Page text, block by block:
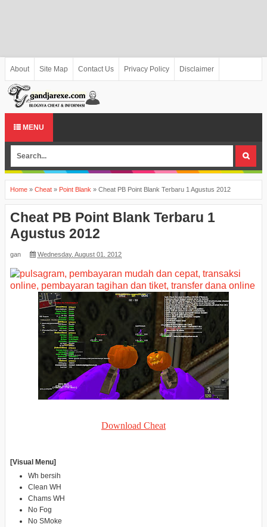
About Site Map Contact Us Privacy Policy Disclaimer
MENU
Home » Cheat » Point Blank » Cheat PB Point Blank Terbaru 1 Agustus 2012
Cheat PB Point Blank Terbaru 1
Agustus 2012
gan Wednesday, August 01, 2012
Download Cheat
[Visual Menu]
Wh bersih
Clean WH
Chams WH
No Fog
No SMoke